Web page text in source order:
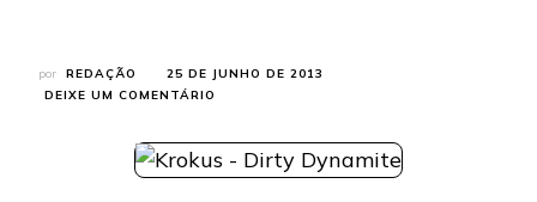
por REDAÇÃO
25 DE JUNHO DE 2013
DEIXE UM COMENTÁRIO
MASCOTE
DA